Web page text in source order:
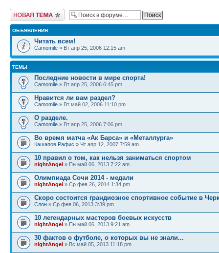
Новая тема
ОБЪЯВЛЕНИЯ
Читать всем!
Camomile » Вт апр 25, 2006 12:15 am
ТЕМЫ
Последние новости в мире спорта!
Camomile » Вт апр 25, 2006 6:45 pm
Нравится ли вам раздел?
Camomile » Вт май 02, 2006 11:10 pm
О разделе.
Camomile » Вт апр 25, 2006 7:06 pm
Во время матча «Ак Барса» и «Металлурга»
Кашапов Рафис » Чт апр 12, 2007 7:59 am
10 правил о том, как нельзя заниматься спортом
nightAngel » Пн май 06, 2013 7:22 am
Олимпиада Сочи 2014 - медали
nightAngel » Ср фев 26, 2014 1:34 pm
Скоро состоится грандиозное спортивное событие в
Слон » Ср фев 06, 2013 3:39 pm
10 легендарных мастеров боевых искусств
nightAngel » Пн май 06, 2013 9:21 am
30 фактов о футболе, о которых вы не знали...
nightAngel » Вс май 05, 2013 11:18 pm